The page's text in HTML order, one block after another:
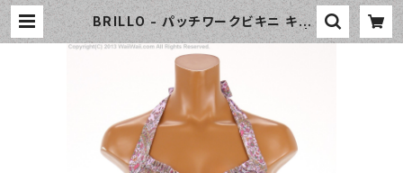
BRILLO - パッチワークビキニ キュ
ロパンセット（3310 - 12:ピンク） |
WaiiWaii Swimwear Shop（ワイ
ワイ水着）